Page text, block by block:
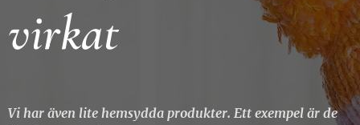
virkat
Vi har även lite hemsydda produkter. Ett exempel är de